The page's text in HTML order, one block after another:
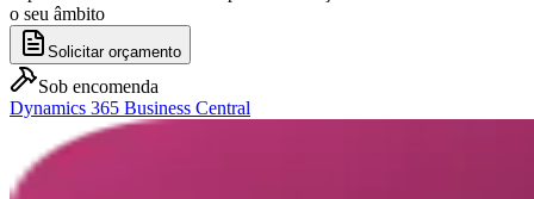
o seu âmbito
Solicitar orçamento
Sob encomenda
Dynamics 365 Business Central